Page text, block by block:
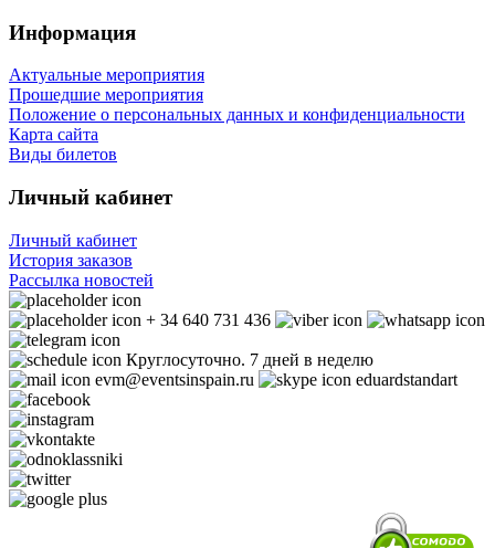
Информация
Актуальные мероприятия
Прошедшие мероприятия
Положение о персональных данных и конфиденциальности
Карта сайта
Виды билетов
Личный кабинет
Личный кабинет
История заказов
Рассылка новостей
+ 34 640 731 436
Круглосуточно. 7 дней в неделю
evm@eventsinspain.ru
eduardstandart